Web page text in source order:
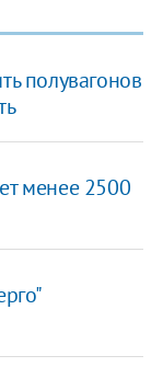
полувагонов
менее 2500